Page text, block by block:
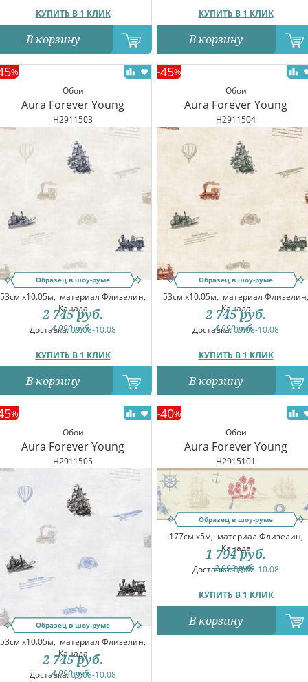
КУПИТЬ В 1 КЛИК
В корзину
КУПИТЬ В 1 КЛИК
В корзину
Обои
Aura Forever Young
H2911503
%
Образец в шоу-руме
53см x10.05м, материал Флизелин,
Канада
Доставка:09.08-10.08
КУПИТЬ В 1 КЛИК
4 990руб.
2 745 руб.
В корзину
Обои
Aura Forever Young
H2911504
-45%
Образец в шоу-руме
53см x10.05м, материал Флизелин,
Канада
Доставка:09.08-10.08
КУПИТЬ В 1 КЛИК
4 990руб.
2 745 руб.
В корзину
Обои
Aura Forever Young
H2911505
%
Образец в шоу-руме
53см x10.05м, материал Флизелин,
Канада
Доставка:09.08-10.08
4 990руб.
2 745 руб.
Обои
Aura Forever Young
H2915101
-40%
Образец в шоу-руме
177см x5м, материал Флизелин,
Канада
Доставка:09.08-10.08
КУПИТЬ В 1 КЛИК
2 990руб.
1 794 руб.
В корзину